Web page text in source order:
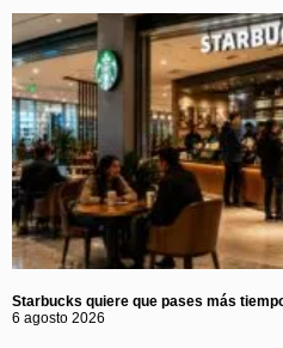
Starbucks quiere que pases más
6 agosto 2026